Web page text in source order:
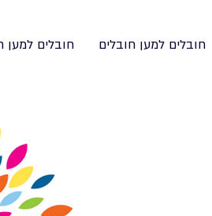
חובלים למען חובלים חובלים למען